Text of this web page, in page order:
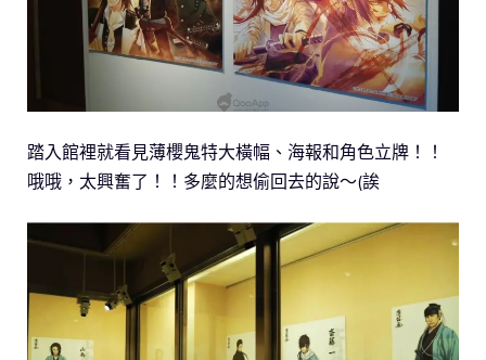
踏入館裡就看見薄櫻鬼特大橫幅、海報和角色立牌！！
哦哦，太興奮了！！多麼的想偷回去的說～(誒